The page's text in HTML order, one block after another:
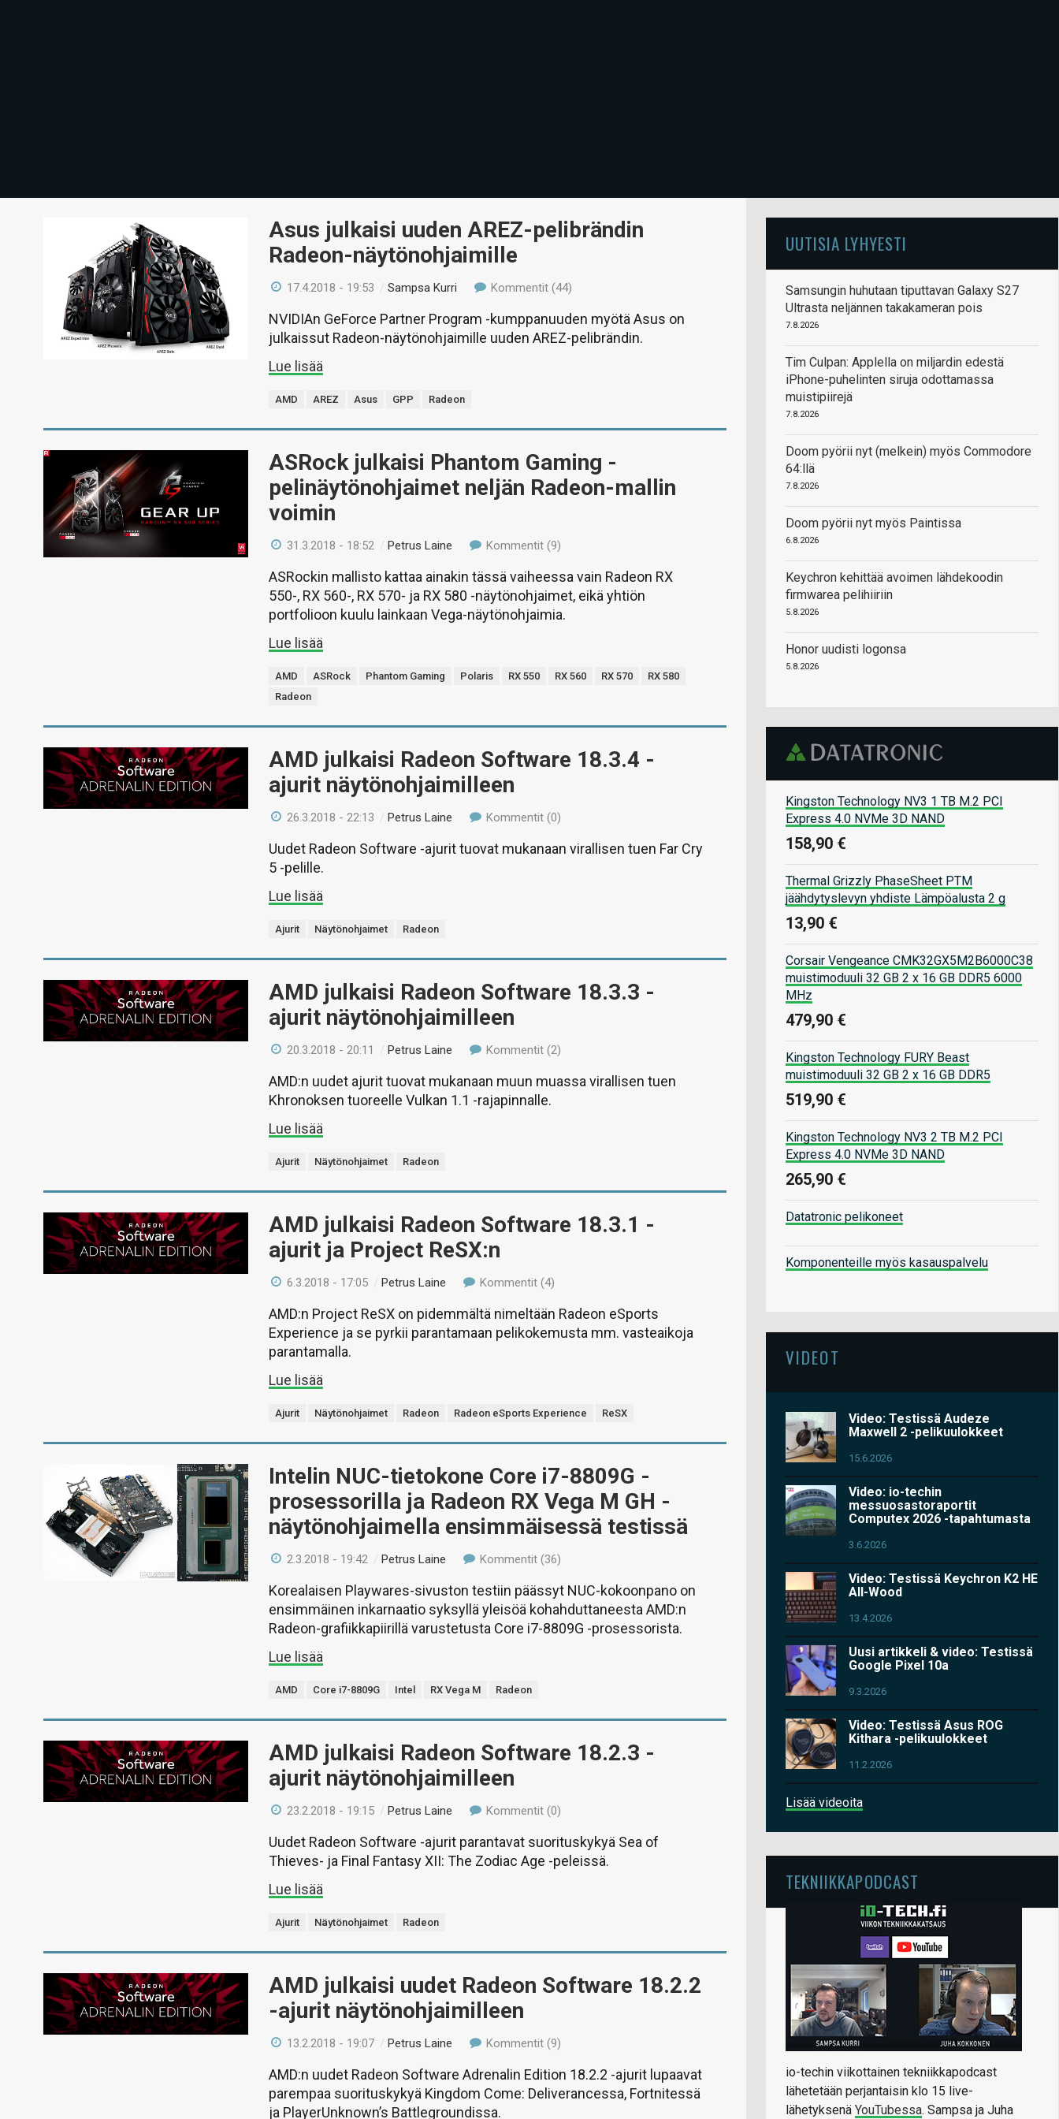
Asus julkaisi uuden AREZ-pelibrändin
Radeon-näytönohjaimille
17.4.2018 - 19:53 /Sampsa Kurri Kommentit (44)
NVIDIAn GeForce Partner Program -kumppanuuden myötä Asus on
julkaissut Radeon-näytönohjaimille uuden AREZ-pelibrändin.
Lue lisää
AMD AREZ Asus GPP Radeon
ASRock julkaisi Phantom Gaming -
pelinäytönohjaimet neljän Radeon-mallin
voimin
31.3.2018 - 18:52 /Petrus Laine Kommentit (9)
ASRockin mallisto kattaa ainakin tässä vaiheessa vain Radeon RX
550-, RX 560-, RX 570- ja RX 580 -näytönohjaimet, eikä yhtiön
portfolioon kuulu lainkaan Vega-näytönohjaimia.
Lue lisää
AMD ASRock Phantom Gaming Polaris RX 550 RX 560 RX 570
RX 580
Radeon
AMD julkaisi Radeon Software 18.3.4 -
ajurit näytönohjaimilleen
26.3.2018 - 22:13 /Petrus Laine Kommentit (0)
Uudet Radeon Software -ajurit tuovat mukanaan virallisen tuen Far Cry
5 -pelille.
Lue lisää
Ajurit Näytönohjaimet Radeon
AMD julkaisi Radeon Software 18.3.3 -
ajurit näytönohjaimilleen
20.3.2018 - 20:11 /Petrus Laine Kommentit (2)
AMD:n uudet ajurit tuovat mukanaan muun muassa virallisen tuen
Khronoksen tuoreelle Vulkan 1.1 -rajapinnalle.
Lue lisää
Ajurit Näytönohjaimet Radeon
AMD julkaisi Radeon Software 18.3.1 -
ajurit ja Project ReSX:n
6.3.2018 - 17:05 /Petrus Laine Kommentit (4)
AMD:n Project ReSX on pidemmältä nimeltään Radeon eSports
Experience ja se pyrkii parantamaan pelikokemusta mm. vasteaikoja
parantamalla.
Lue lisää
Ajurit Näytönohjaimet Radeon Radeon eSports Experience ReSX
Intelin NUC-tietokone Core i7-8809G -
prosessorilla ja Radeon RX Vega M GH -
näytönohjaimella ensimmäisessä testissä
2.3.2018 - 19:42 /Petrus Laine Kommentit (36)
Korealaisen Playwares-sivuston testiin päässyt NUC-kokoonpano on
ensimmäinen inkarnaatio syksyllä yleisöä kohahduttaneesta AMD:n
Radeon-grafiikkapiirillä varustetusta Core i7-8809G -prosessorista.
Lue lisää
AMD Core i7-8809G Intel RX Vega M Radeon
AMD julkaisi Radeon Software 18.2.3 -
ajurit näytönohjaimilleen
23.2.2018 - 19:15 /Petrus Laine Kommentit (0)
Uudet Radeon Software -ajurit parantavat suorituskykyä Sea of
Thieves- ja Final Fantasy XII: The Zodiac Age -peleissä.
Lue lisää
Ajurit Näytönohjaimet Radeon
AMD julkaisi uudet Radeon Software 18.2.2
-ajurit näytönohjaimilleen
13.2.2018 - 19:07 /Petrus Laine Kommentit (9)
AMD:n uudet Radeon Software Adrenalin Edition 18.2.2 -ajurit lupaavat
parempaa suorituskykyä Kingdom Come: Deliverancessa, Fortnitessä
ja PlayerUnknown’s Battlegroundissa.
UUTISIA LYHYESTI
Samsungin huhutaan tiputtavan Galaxy S27
Ultrasta neljännen takakameran pois
7.8.2026
Tim Culpan: Applella on miljardin edestä
iPhone-puhelinten siruja odottamassa
muistipiirejä
7.8.2026
Doom pyörii nyt (melkein) myös Commodore
64:llä
7.8.2026
Doom pyörii nyt myös Paintissa
6.8.2026
Keychron kehittää avoimen lähdekoodin
firmwarea pelihiiriin
5.8.2026
Honor uudisti logonsa
5.8.2026
Kingston Technology NV3 1 TB M.2 PCI
Express 4.0 NVMe 3D NAND
158,90 €
Thermal Grizzly PhaseSheet PTM
jäähdytyslevyn yhdiste Lämpöalusta 2 g
13,90 €
Corsair Vengeance CMK32GX5M2B6000C38
muistimoduuli 32 GB 2 x 16 GB DDR5 6000
MHz
479,90 €
Kingston Technology FURY Beast
muistimoduuli 32 GB 2 x 16 GB DDR5
519,90 €
Kingston Technology NV3 2 TB M.2 PCI
Express 4.0 NVMe 3D NAND
265,90 €
Datatronic pelikoneet
Komponenteille myös kasauspalvelu
VIDEOT
Video: Testissä Audeze
Maxwell 2 -pelikuulokkeet
15.6.2026
Video: io-techin
messuosastoraportit
Computex 2026 -tapahtumasta
3.6.2026
Video: Testissä Keychron K2 HE
All-Wood
13.4.2026
Uusi artikkeli & video: Testissä
Google Pixel 10a
9.3.2026
Video: Testissä Asus ROG
Kithara -pelikuulokkeet
11.2.2026
Lisää videoita
TEKNIIKKAPODCAST
io-techin viikottainen tekniikkapodcast
lähetetään perjantaisin klo 15 live-
lähetyksenä YouTubessa. Sampsa ja Juha